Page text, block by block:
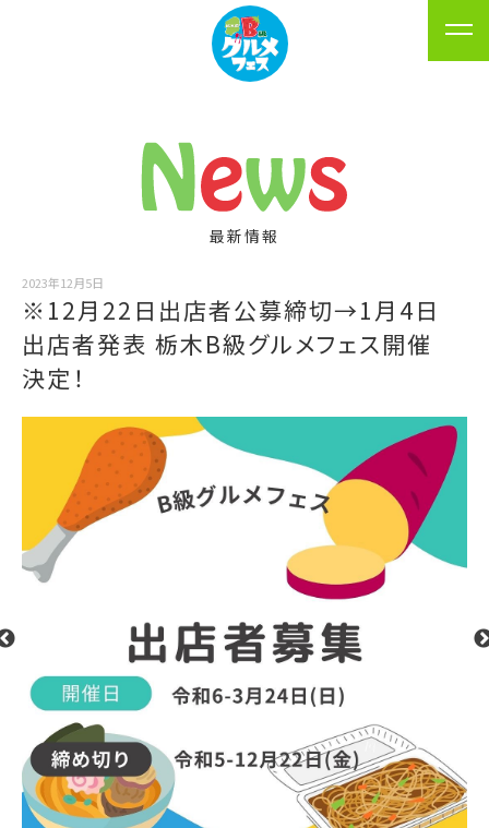
最新情報
2023年12月5日
※12月22日出店者公募締切→1月4日
出店者発表 栃木B級グルメフェス開催
決定！